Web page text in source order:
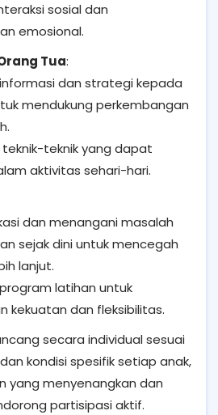
sosial dan
emosional.
Tua:
dan strategi kepada
mendukung perkembangan
teknik-teknik yang dapat
aktivitas sehari-hari.
dan menangani masalah
sejak dini untuk mencegah
lanjut.
latihan untuk
kekuatan dan fleksibilitas.
secara individual sesuai
kondisi spesifik setiap anak,
yang menyenangkan dan
partisipasi aktif.